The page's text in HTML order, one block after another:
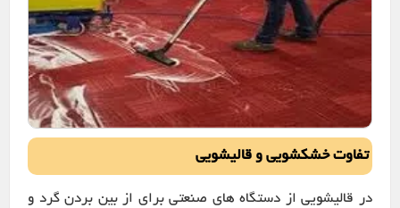
تفاوت خشکشویی و قالیشویی
در قالیشویی از دستگاه های صنعتی برای از بین بردن گرد و